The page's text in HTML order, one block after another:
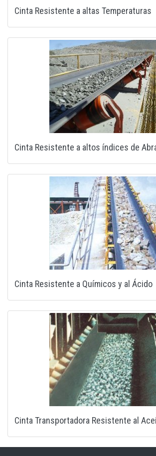
Cinta Resistente a altas Temperaturas
Cinta Resistente a altos índices de
Cinta Resistente a Químicos y al Ácido
Cinta Transportadora Resistente al